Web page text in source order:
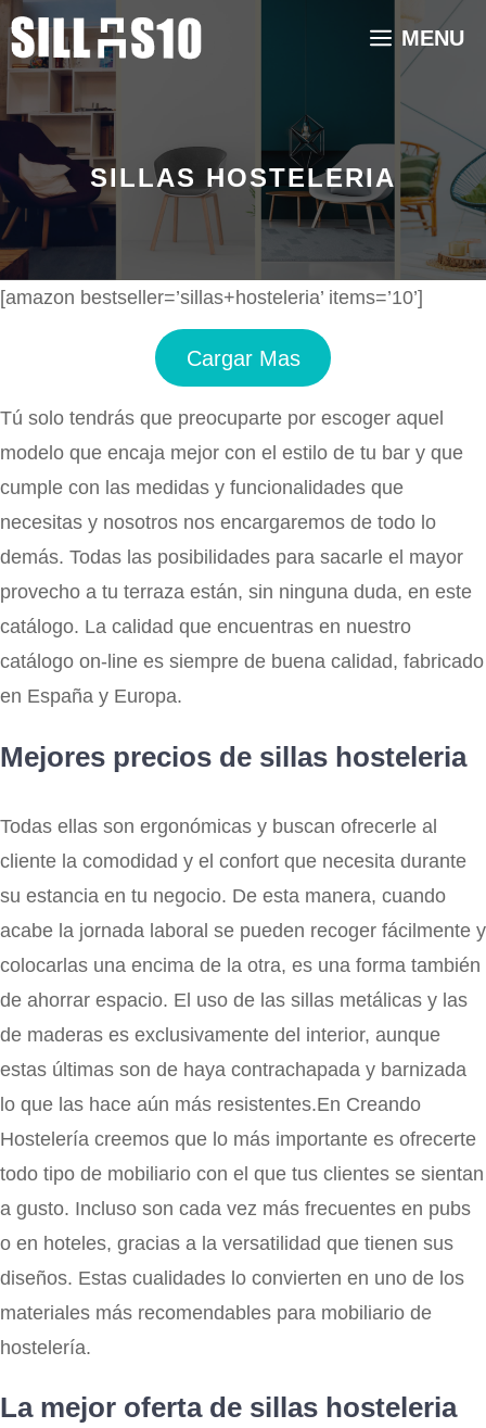
Saltar
al
contenido
MENU
SILLAS HOSTELERIA
[amazon bestseller=’sillas+hosteleria’ items=’10’]
Cargar Mas
Tú solo tendrás que preocuparte por escoger aquel
modelo que encaja mejor con el estilo de tu bar y que
cumple con las medidas y funcionalidades que
necesitas y nosotros nos encargaremos de todo lo
demás. Todas las posibilidades para sacarle el mayor
provecho a tu terraza están, sin ninguna duda, en este
catálogo. La calidad que encuentras en nuestro
catálogo on-line es siempre de buena calidad, fabricado
en España y Europa.
Mejores precios de sillas hosteleria
Todas ellas son ergonómicas y buscan ofrecerle al
cliente la comodidad y el confort que necesita durante
su estancia en tu negocio. De esta manera, cuando
acabe la jornada laboral se pueden recoger fácilmente y
colocarlas una encima de la otra, es una forma también
de ahorrar espacio. El uso de las sillas metálicas y las
de maderas es exclusivamente del interior, aunque
estas últimas son de haya contrachapada y barnizada
lo que las hace aún más resistentes.En Creando
Hostelería creemos que lo más importante es ofrecerte
todo tipo de mobiliario con el que tus clientes se sientan
a gusto. Incluso son cada vez más frecuentes en pubs
o en hoteles, gracias a la versatilidad que tienen sus
diseños. Estas cualidades lo convierten en uno de los
materiales más recomendables para mobiliario de
hostelería.
La mejor oferta de sillas hosteleria